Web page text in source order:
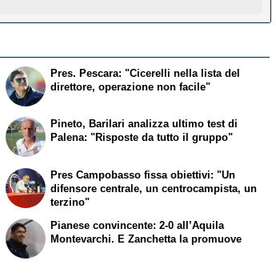
Pres. Pescara: "Cicerelli nella lista del
direttore, operazione non facile"
Pineto, Barilari analizza ultimo test di
Palena: "Risposte da tutto il gruppo"
Pres Campobasso fissa obiettivi: "Un
difensore centrale, un centrocampista, un
terzino"
Pianese convincente: 2-0 all’Aquila
Montevarchi. E Zanchetta la promuove